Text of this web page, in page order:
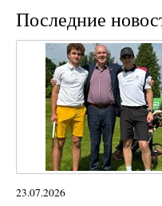
Последние
23.07.2026